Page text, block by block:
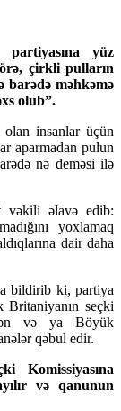
yüz
çirkli pulların
barədə məhkəmə
olub”.
insanlar üçün
aparmadan pulun
nə deməsi ilə
vəkili əlavə edib:
yoxlamaq
dair daha
bildirib ki, partiya
Britaniyanın seçki
və ya Böyük
qəbul edir.
Komissiyasına
və qanunun